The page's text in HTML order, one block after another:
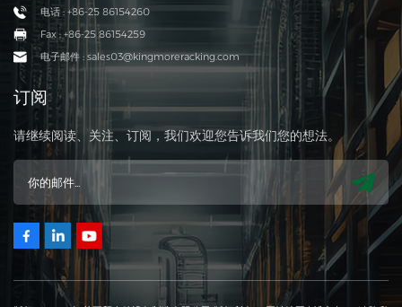
电话 : +86-25 86154260
Fax : +86-25 86154259
电子邮件 : sales03@kingmoreracking.com
订阅
请继续阅读、关注、订阅，我们欢迎您告诉我们您的想法。